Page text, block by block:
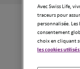
Avec Swiss Life,
traceurs pour
personnalisée.
consentement
choix en cliquant
les cookies